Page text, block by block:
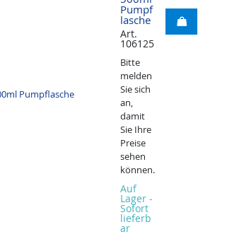
Pumpf
lasche
Art.
106125
Bitte
melden
Sie sich
an,
damit
Sie Ihre
Preise
sehen
können.
Auf
Lager -
Sofort
lieferb
ar